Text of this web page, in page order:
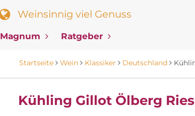
Weinsinnig viel Genuss
Magnum Ratgeber
Startseite Wein Klassiker Deutschland
Kühling Gillot Ölberg